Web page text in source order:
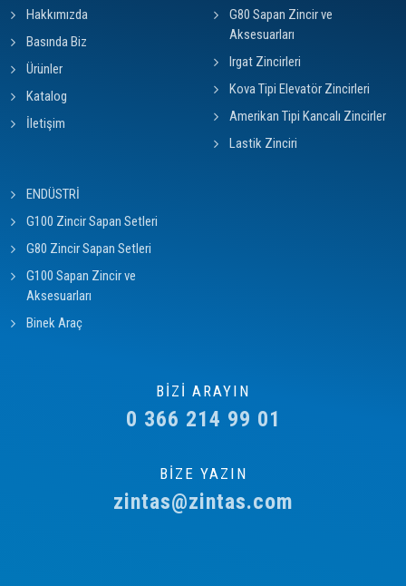
Hakkımızda
Basında Biz
Ürünler
Katalog
İletişim
G80 Sapan Zincir ve
Aksesuarları
Irgat Zincirleri
Kova Tipi Elevatör Zincirleri
Amerikan Tipi Kancalı Zincirler
Lastik Zinciri
ENDÜSTRİ
G100 Zincir Sapan Setleri
G80 Zincir Sapan Setleri
G100 Sapan Zincir ve
Aksesuarları
Binek Araç
BİZİ ARAYIN
0 366 214 99 01
BİZE YAZIN
zintas@zintas.com